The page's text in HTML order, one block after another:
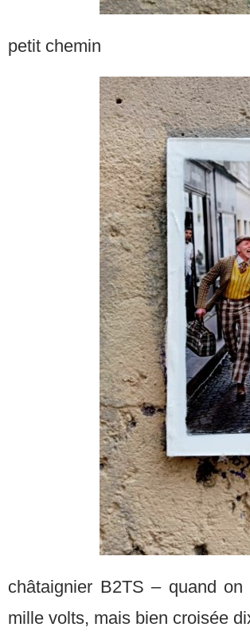
petit chemin
châtaignier B2TS – quand
mille volts, mais bien croisée